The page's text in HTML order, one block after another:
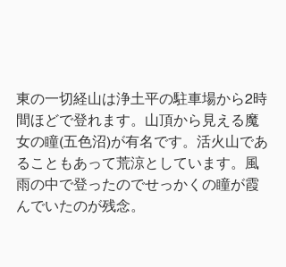
東の一切経山は浄土平の駐車場から2時
間ほどで登れます。山頂から見える魔
女の瞳(五色沼)が有名です。活火山であ
ることもあって荒涼としています。風
雨の中で登ったのでせっかくの瞳が霞
んでいたのが残念。